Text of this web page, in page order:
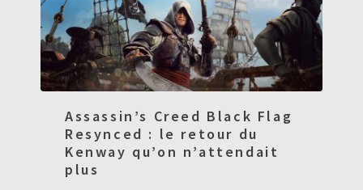
Assassin’s Creed Black Flag
Resynced : le retour du
Kenway qu’on n’attendait
plus